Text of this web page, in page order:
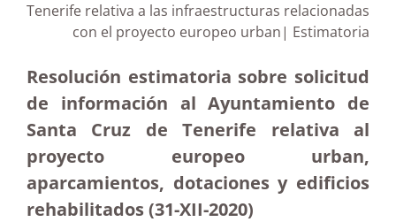
Tenerife relativa a las infraestructuras relacionadas
con el proyecto europeo urban| Estimatoria
Resolución estimatoria sobre solicitud
de información al Ayuntamiento de
Santa Cruz de Tenerife relativa al
proyecto europeo urban,
aparcamientos, dotaciones y edificios
rehabilitados (31-XII-2020)